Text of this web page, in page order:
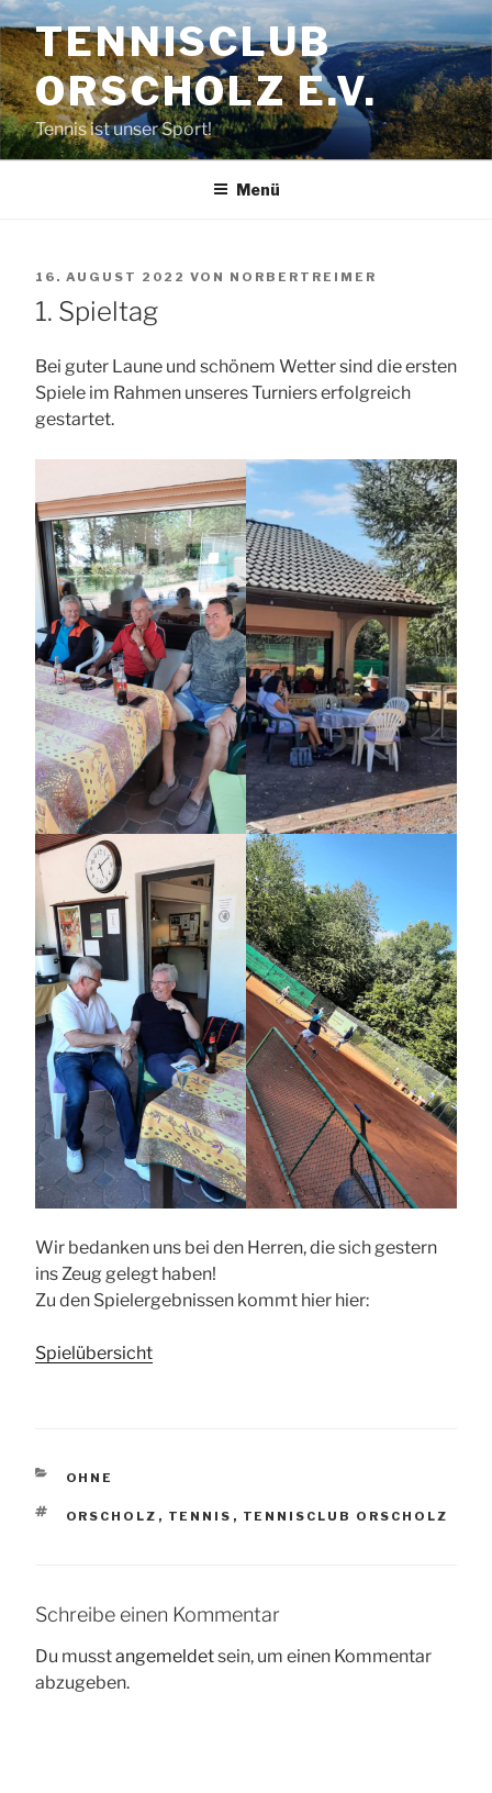
Zum
Inhalt
springenTENNISCLUB
ORSCHOLZ E.V.
Tennis ist unser Sport!
Menü
VERÖFFENTLICHT
AM
16. AUGUST 2022 VON NORBERTREIMER
1. Spieltag
Bei guter Laune und schönem Wetter sind die ersten
Spiele im Rahmen unseres Turniers erfolgreich
gestartet.
Wir bedanken uns bei den Herren, die sich gestern
ins Zeug gelegt haben!
Zu den Spielergebnissen kommt hier hier:
Spielübersicht
KATEGORIEN
OHNE
SCHLAGWÖRTER
ORSCHOLZ , TENNIS , TENNISCLUB ORSCHOLZ
Schreibe einen Kommentar
Du musstangemeldetsein, um einen Kommentar
abzugeben.